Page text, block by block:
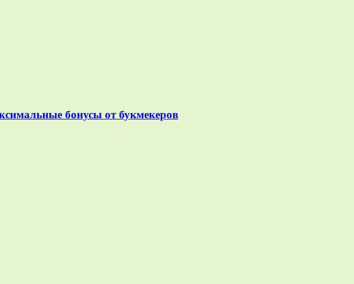
бонусы от букмекеров